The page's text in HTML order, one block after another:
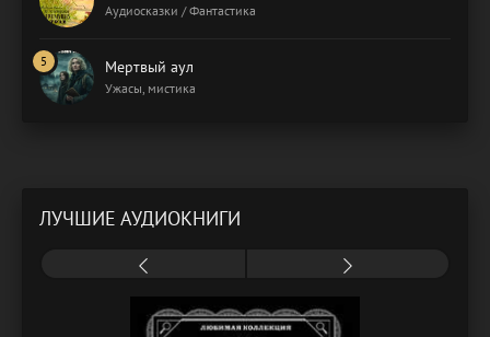
Аудиосказки / Фантастика
Мертвый аул
Ужасы, мистика
ЛУЧШИЕ АУДИОКНИГИ